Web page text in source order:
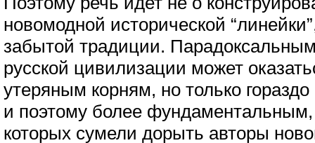
новомодной исторической
забытой традиции.
русской цивилизации может
утеряным корням, но только
и поэтому более
которых сумели дорыть авторы